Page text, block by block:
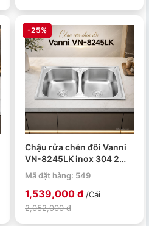
-25%
Chậu rửa chén đôi Vanni
VN-8245LK inox 304 2
hộc 820x450x230mm
Mã đặt hàng: 549
1,539,000 đ /Cái
2,052,000 đ